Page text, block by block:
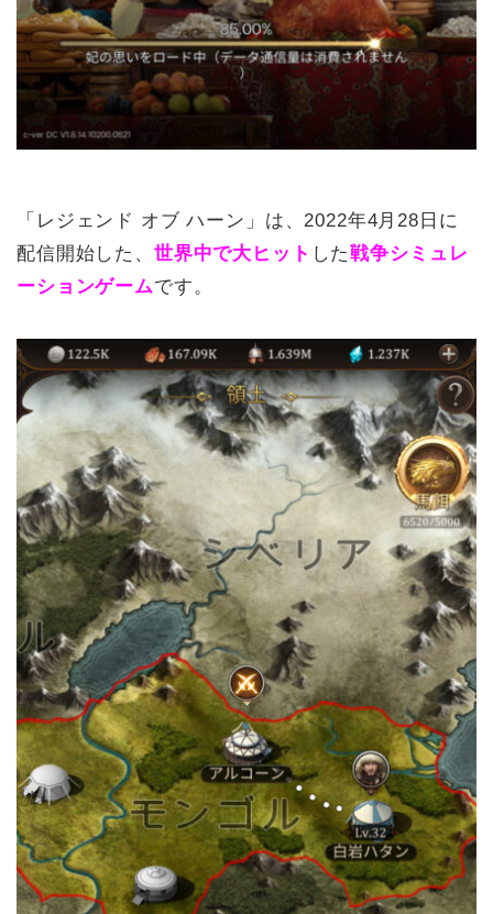
「レジェンド オブ ハーン」は、2022年4月28日に
配信開始した、 世界中で大ヒット した戦争シミュレ
ーションゲームです。